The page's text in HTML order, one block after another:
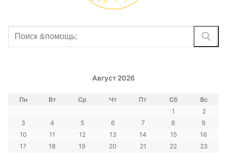
Найти:
Август 2026
Пн Вт Ср Чт Пт Сб
Вс
1
2
3
4 5 6 7 8
9
10
11 12 13 14 15
16
17
18 19 20 21 22
23